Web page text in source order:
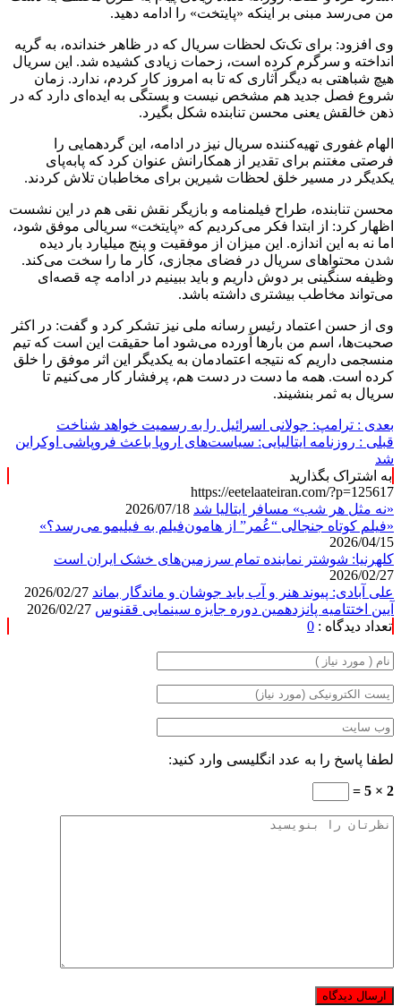
من می‌رسد مبنی بر اینکه «پایتخت» را ادامه دهید.
وی افزود: برای تک‌تک لحظات سریال که در ظاهر خندانده، به گریه
انداخته و سرگرم کرده است، زحمات زیادی کشیده شد. این سریال
هیچ شباهتی به دیگر آثاری که تا به امروز کار کردم، ندارد. زمان
شروع فصل جدید هم مشخص نیست و بستگی به ایده‌ای دارد که در
ذهن خالقش یعنی محسن تنابنده شکل بگیرد.
الهام غفوری تهیه‌کننده سریال نیز در ادامه، این گردهمایی را
فرصتی مغتنم برای تقدیر از همکارانش عنوان کرد که پابه‌پای
یکدیگر در مسیر خلق لحظات شیرین برای مخاطبان تلاش کردند.
محسن تنابنده، طراح فیلمنامه و بازیگر نقش نقی هم در این نشست
اظهار کرد: از ابتدا فکر می‌کردیم که «پایتخت» سریالی موفق شود،
اما نه به این اندازه. این میزان از موفقیت و پنج میلیارد بار دیده
شدن محتواهای سریال در فضای مجازی، کار ما را سخت می‌کند.
وظیفه سنگینی بر دوش داریم و باید ببینیم در ادامه چه قصه‌ای
می‌تواند مخاطب بیشتری داشته باشد.
وی از حسن اعتماد رئیس رسانه ملی نیز تشکر کرد و گفت: در اکثر
صحبت‌ها، اسم من بارها آورده می‌شود اما حقیقت این است که تیم
منسجمی داریم که نتیجه اعتمادمان به یکدیگر این اثر موفق را خلق
کرده است. همه ما دست در دست هم، پرفشار کار می‌کنیم تا
سریال به ثمر بنشیند.
بعدی : ترامپ: جولانی اسرائیل را به رسمیت خواهد شناخت
قبلی : روزنامه ایتالیایی: سیاست‌های اروپا باعث فروپاشی اوکراین
شد
به اشتراک بگذارید
https://eetelaateiran.com/?p=125617
«نه مثل هر شب» مسافر ایتالیا شد
«فیلم کوتاه جنجالی “عُمر” از هامون‌فیلم به فیلیمو می‌رسد؟»
2026/04/15
کلهرنیا: شوشتر نماینده تمام سرزمین‌های خشک ایران است
2026/02/27
علی آبادی: پیوند هنر و آب باید جوشان و ماندگار بماند
آیین اختتامیه پانزدهمین دوره جایزه سینمایی ققنوس
تعداد دیدگاه : 0
لطفا پاسخ را به عدد انگلیسی وارد کنید:
2 × 5 =